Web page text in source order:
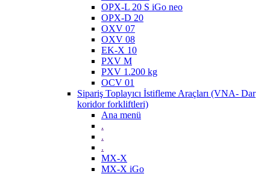
OPX-L 20 S iGo neo
OPX-D 20
OXV 07
OXV 08
EK-X 10
PXV M
PXV 1.200 kg
OCV 01
Sipariş Toplayıcı İstifleme Araçları (VNA- Dar
koridor forkliftleri)
Ana menü
.
.
.
MX-X
MX-X iGo